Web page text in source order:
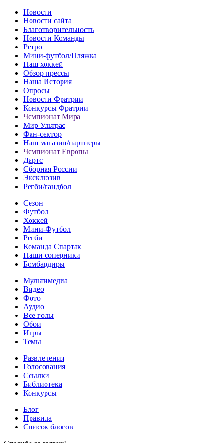
Новости
Новости сайта
Благотворительность
Новости Команды
Ретро
Мини-футбол/Пляжка
Наш хоккей
Обзор прессы
Наша История
Опросы
Новости Фратрии
Конкурсы Фратрии
Чемпионат Мира
Мир Ультрас
Фан-cектор
Наш магазин/партнеры
Чемпионат Европы
Дартс
Сборная России
Эксклюзив
Регби/гандбол
Сезон
Футбол
Хоккей
Мини-Футбол
Регби
Команда Спартак
Наши соперники
Бомбардиры
Мультимедиа
Видео
Фото
Аудио
Все голы
Обои
Игры
Темы
Развлечения
Голосования
Ссылки
Библиотека
Конкурсы
Блог
Правила
Список блогов